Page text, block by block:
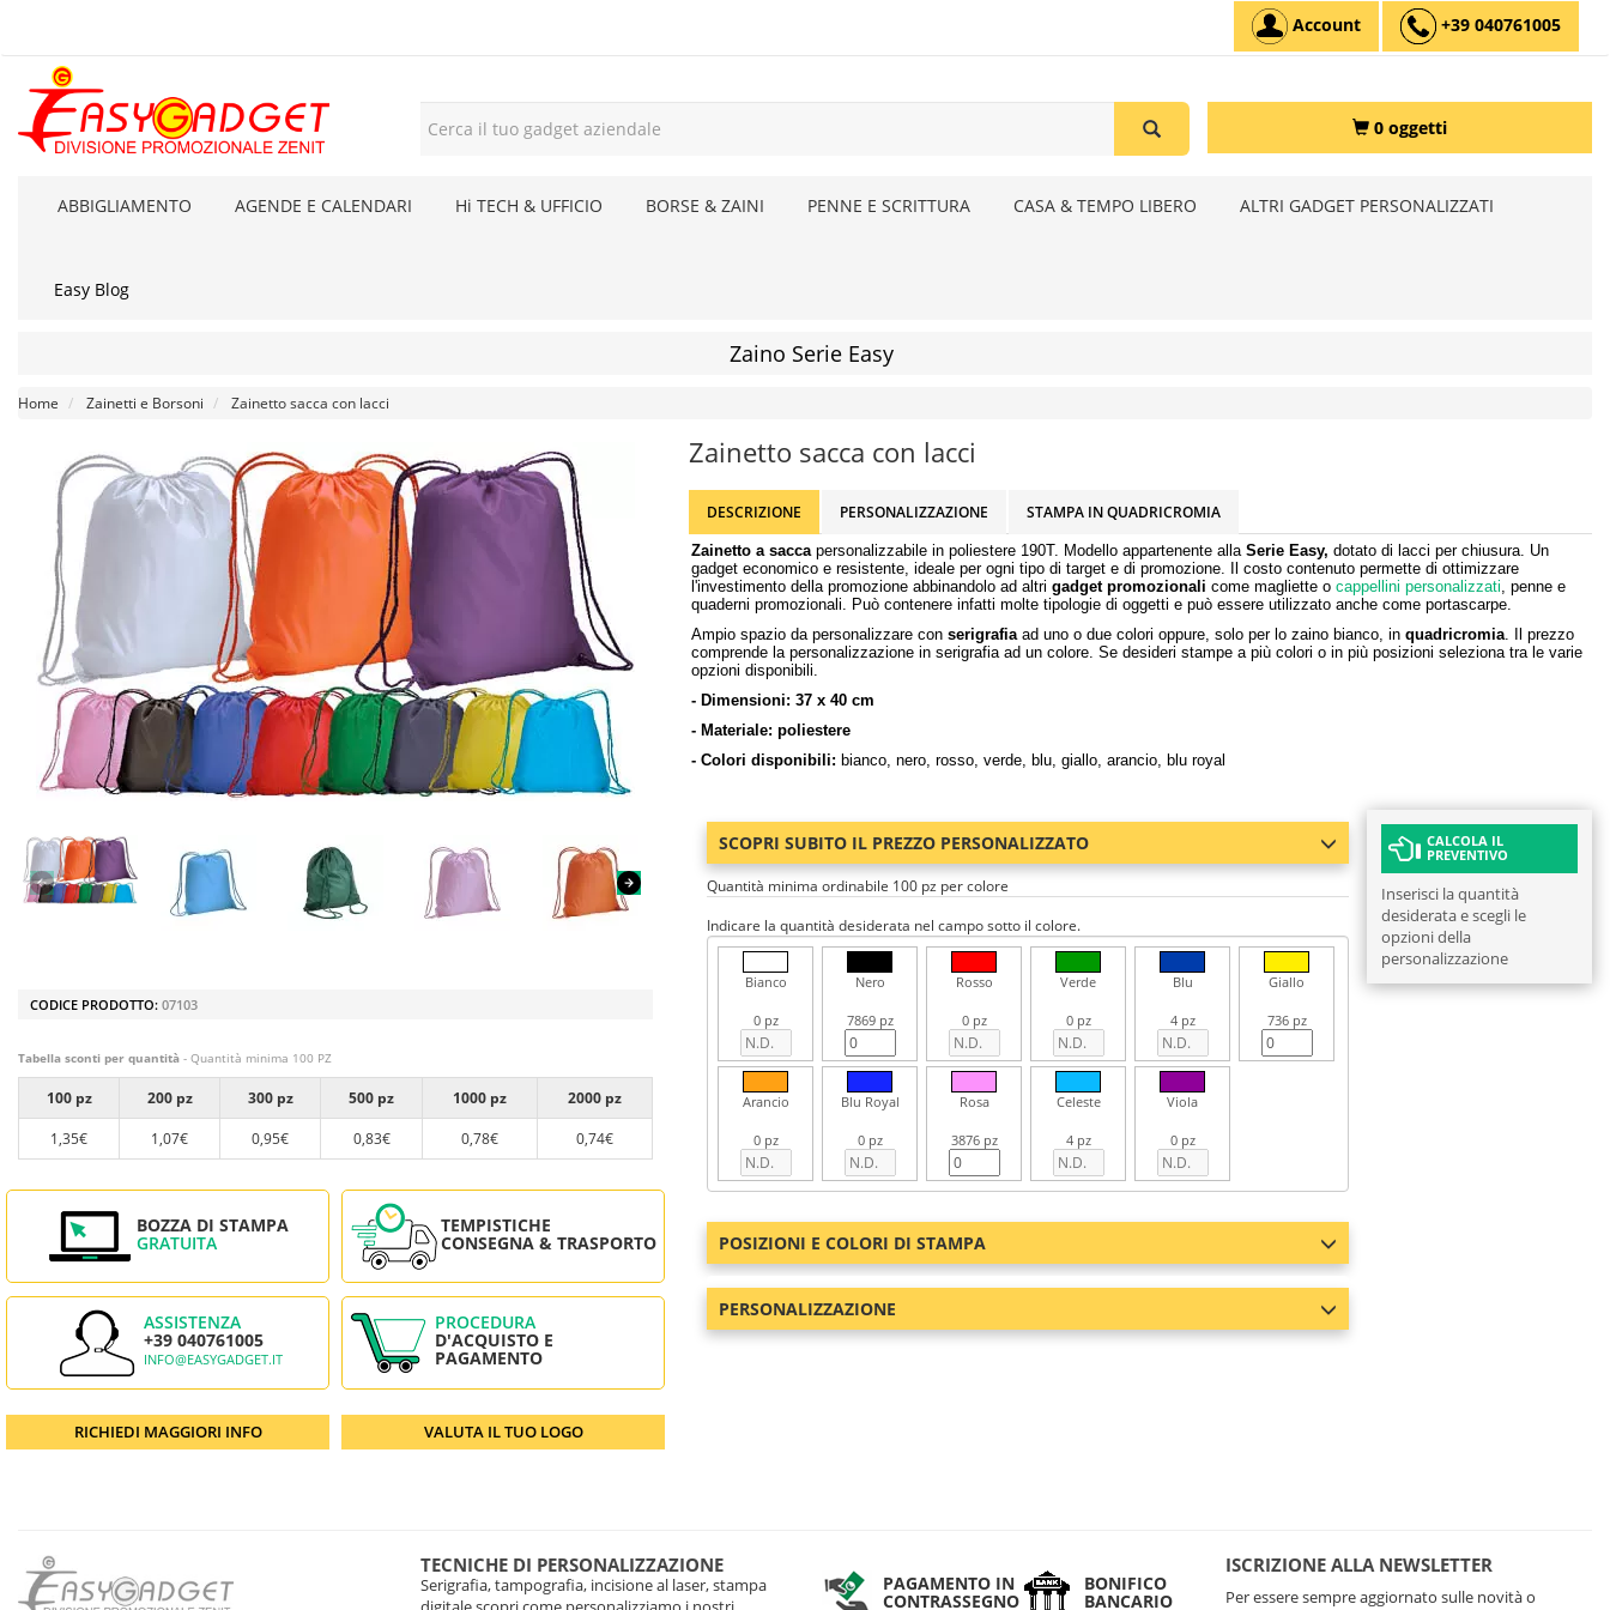
Account +39 040761005
0 oggetti
ABBIGLIAMENTO AGENDE E CALENDARI Hi TECH & UFFICIO BORSE & ZAINI PENNE E SCRITTURA CASA & TEMPO LIBERO ALTRI GADGET PERSONALIZZATI
Easy Blog
Zaino Serie Easy
Home Zainetti e Borsoni Zainetto sacca con lacci
CODICE PRODOTTO: 07103
Tabella sconti per quantità - Quantità minima 100 PZ
100 pz 200 pz 300 pz 500 pz 1000 pz
2000 pz
1,35€
1,07€ 0,95€ 0,83€ 0,78€ 0,74€
BOZZA DI STAMPA
GRATUITA
TEMPISTICHE
CONSEGNA & TRASPORTO
ASSISTENZA
+39 040761005
INFO@EASYGADGET.IT
PROCEDURA
D'ACQUISTO E
PAGAMENTO
RICHIEDI MAGGIORI INFO VALUTA IL TUO LOGO
Zainetto sacca con lacci
DESCRIZIONE PERSONALIZZAZIONE STAMPA IN QUADRICROMIA
Zainetto a saccapersonalizzabile in poliestere 190T. Modello appartenente alla Serie Easy, dotato di lacci per chiusura. Un
gadget economico e resistente, ideale per ogni tipo di target e di promozione. Il costo contenuto permette di ottimizzare
l'investimento della promozione abbinandolo ad altri gadget promozionali come magliette o cappellini personalizzati, penne e
quaderni promozionali. Può contenere infatti molte tipologie di oggetti e può essere utilizzato anche come portascarpe.
Ampio spazio da personalizzare con serigrafia ad uno o due colori oppure, solo per lo zaino bianco, in quadricromia. Il prezzo
comprende la personalizzazione in serigrafia ad un colore. Se desideri stampe a più colori o in più posizioni seleziona tra le varie
opzioni disponibili.
- Dimensioni: 37 x 40 cm
- Materiale: poliestere
- Colori disponibili: bianco, nero, rosso, verde, blu, giallo, arancio, blu royal
SCOPRI SUBITO IL PREZZO PERSONALIZZATO
Quantità minima ordinabile 100 pz per colore
Indicare la quantità desiderata nel campo sotto il colore.
Bianco
0 pz
Nero
7869 pz
Rosso
0 pz
Verde
0 pz
Blu
4 pz
Giallo
736 pz
Arancio
0 pz
Blu Royal
0 pz
Rosa
3876 pz
Celeste
4 pz
Viola
0 pz
POSIZIONI E COLORI DI STAMPA
PERSONALIZZAZIONE
CALCOLA IL
PREVENTIVO
Inserisci la quantità
desiderata e scegli le
opzioni della
personalizzazione
TECNICHE DI PERSONALIZZAZIONE
Serigrafia, tampografia, incisione al laser, stampa
PAGAMENTO IN
CONTRASSEGNO
BONIFICO
BANCARIO
ISCRIZIONE ALLA NEWSLETTER
Per essere sempre aggiornato sulle novità o